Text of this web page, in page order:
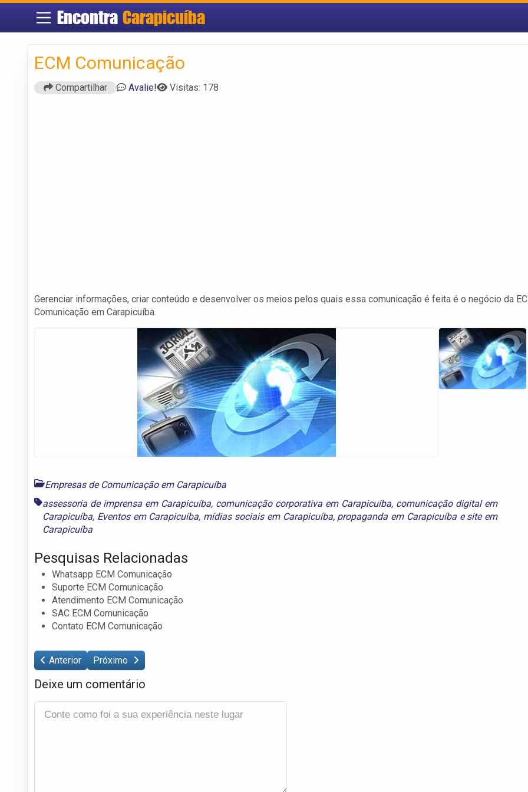
EncontraCarapicuíba
ECM Comunicação
Compartilhar Avalie! Visitas: 178
Gerenciar informações, criar conteúdo e desenvolver os meios pelos quais essa comunicação é feita é o negócio da
Comunicação em Carapicuíba.
Empresas de Comunicação em Carapicuíba
assessoria de imprensa em Carapicuíba, comunicação corporativa em Carapicuíba, comunicação digital em
Carapicuíba, Eventos em Carapicuíba, mídias sociais em Carapicuíba, propaganda em Carapicuíbaesite em
Carapicuíba
Pesquisas Relacionadas
Whatsapp ECM Comunicação
Suporte ECM Comunicação
Atendimento ECM Comunicação
SAC ECM Comunicação
Contato ECM Comunicação
Anterior Próximo
Deixe um comentário